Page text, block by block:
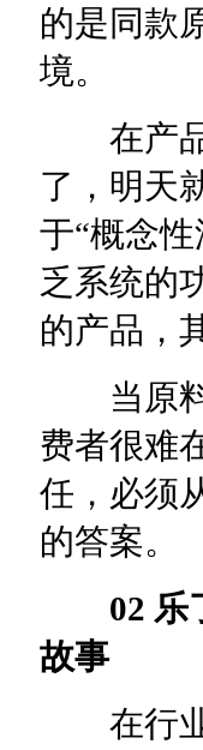
的是同款
境。
在产品
了，明天
于“概念
乏系统的
的产品，
当原料
费者很难
任，必须
的答案。
02 乐了
故事
在行业